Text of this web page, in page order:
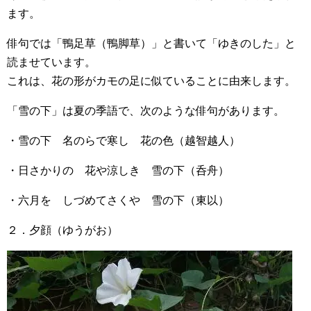
ます。
俳句では「鴨足草（鴨脚草）」と書いて「ゆきのした」と
読ませています。
これは、花の形がカモの足に似ていることに由来します。
「雪の下」は夏の季語で、次のような俳句があります。
・雪の下 名のらで寒し 花の色（越智越人）
・日さかりの 花や涼しき 雪の下（呑舟）
・六月を しづめてさくや 雪の下（東以）
２．夕顔（ゆうがお）